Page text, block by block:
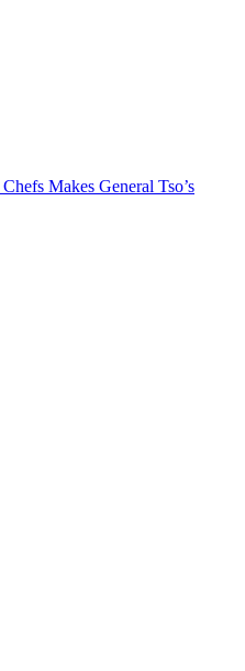
Makes General Tso’s